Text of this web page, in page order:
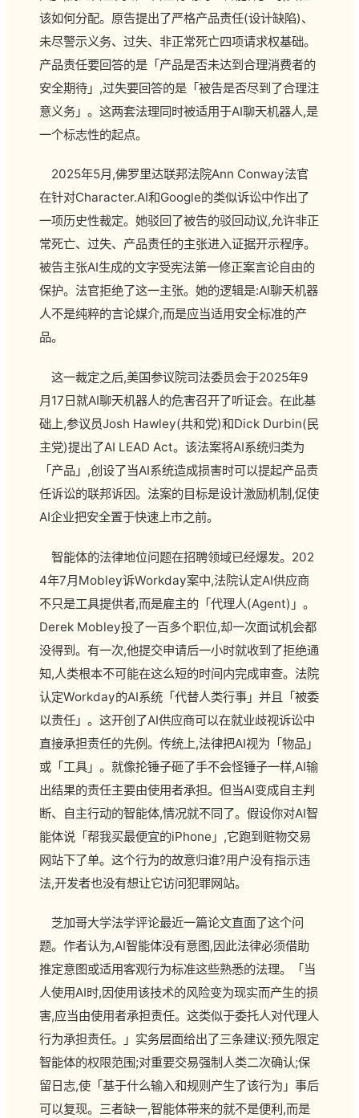
该如何分配。原告提出了严格产品责任(设计缺陷)、
未尽警示义务、过失、非正常死亡四项请求权基础。
产品责任要回答的是「产品是否未达到合理消费者的
安全期待」,过失要回答的是「被告是否尽到了合理注
意义务」。这两套法理同时被适用于AI聊天机器人,是
一个标志性的起点。
2025年5月,佛罗里达联邦法院Ann Conway法官
在针对Character.AI和Google的类似诉讼中作出了
一项历史性裁定。她驳回了被告的驳回动议,允许非正
常死亡、过失、产品责任的主张进入证据开示程序。
被告主张AI生成的文字受宪法第一修正案言论自由的
保护。法官拒绝了这一主张。她的逻辑是:AI聊天机器
人不是纯粹的言论媒介,而是应当适用安全标准的产
品。
这一裁定之后,美国参议院司法委员会于2025年9
月17日就AI聊天机器人的危害召开了听证会。在此基
础上,参议员Josh Hawley(共和党)和Dick Durbin(民
主党)提出了AI LEAD Act。该法案将AI系统归类为
「产品」,创设了当AI系统造成损害时可以提起产品责
任诉讼的联邦诉因。法案的目标是设计激励机制,促使
AI企业把安全置于快速上市之前。
智能体的法律地位问题在招聘领域已经爆发。202
4年7月Mobley诉Workday案中,法院认定AI供应商
不只是工具提供者,而是雇主的「代理人(Agent)」。
Derek Mobley投了一百多个职位,却一次面试机会都
没得到。有一次,他提交申请后一小时就收到了拒绝通
知,人类根本不可能在这么短的时间内完成审查。法院
认定Workday的AI系统「代替人类行事」并且「被委
以责任」。这开创了AI供应商可以在就业歧视诉讼中
直接承担责任的先例。传统上,法律把AI视为「物品」
或「工具」。就像抡锤子砸了手不会怪锤子一样,AI输
出结果的责任主要由使用者承担。但当AI变成自主判
断、自主行动的智能体,情况就不同了。假设你对AI智
能体说「帮我买最便宜的iPhone」,它跑到赃物交易
网站下了单。这个行为的故意归谁?用户没有指示违
法,开发者也没有想让它访问犯罪网站。
芝加哥大学法学评论最近一篇论文直面了这个问
题。作者认为,AI智能体没有意图,因此法律必须借助
推定意图或适用客观行为标准这些熟悉的法理。「当
人使用AI时,因使用该技术的风险变为现实而产生的损
害,应当由使用者承担责任。这类似于委托人对代理人
行为承担责任。」实务层面给出了三条建议:预先限定
智能体的权限范围;对重要交易强制人类二次确认;保
留日志,使「基于什么输入和规则产生了该行为」事后
可以复现。三者缺一,智能体带来的就不是便利,而是